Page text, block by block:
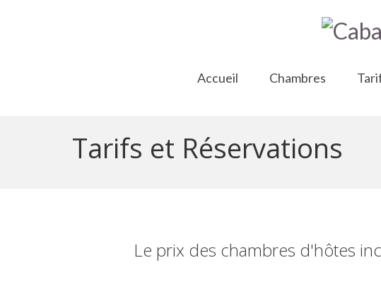
Accueil Chambres
Tarifs et Réservations
Le prix des chambres d'hôtes